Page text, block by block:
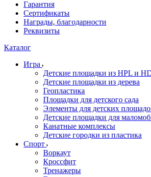
Гарантия
Сертификаты
Награды, благодарности
Реквизиты
Каталог
Игра
Детские площадки из HPL и
Детские площадки из дерева
Геопластика
Площадки для детского сада
Элементы для детских
Детские площадки для
Канатные комплексы
Детские городки из пластика
Спорт
Воркаут
Кроссфит
Тренажеры